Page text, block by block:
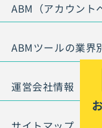
ABM（アカウント
ABMツールの業界
運営会社情報